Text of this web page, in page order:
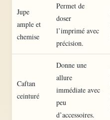
Jupe
ample et
chemise
Permet de
doser
l’imprimé avec
précision.
Caftan
ceinturé
Donne une
allure
immédiate avec
peu
d’accessoires.